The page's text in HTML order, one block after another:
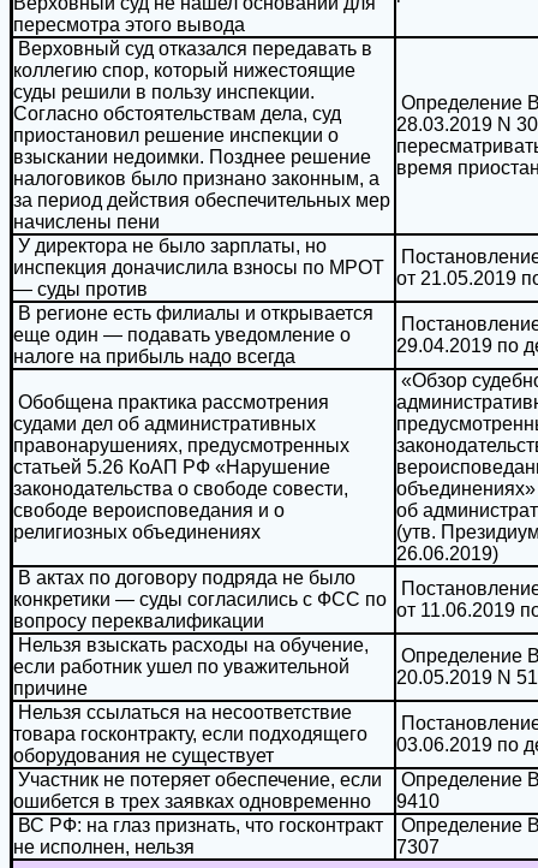
пересмотра этого вывода
Верховный суд отказался передавать в
коллегию спор, который нижестоящие
суды решили в пользу инспекции.
Согласно обстоятельствам дела, суд
приостановил решение инспекции о
взыскании недоимки. Позднее решение
налоговиков было признано законным, а
за период действия обеспечительных мер
начислены пени
Определение
28.03.2019 N
время
У директора не было зарплаты, но
инспекция доначислила взносы по МРОТ
— суды против
от 21.05.2019
В регионе есть филиалы и открывается
еще один — подавать уведомление о
налоге на прибыль надо всегда
29.04.2019 по
Обобщена практика рассмотрения
судами дел об административных
правонарушениях, предусмотренных
статьей 5.26 КоАП РФ «Нарушение
законодательства о свободе совести,
свободе вероисповедания и о
религиозных объединениях
«Обзор
об
(утв.
26.06.2019)
В актах по договору подряда не было
конкретики — суды согласились с ФСС по
вопросу переквалификации
от 11.06.2019
Нельзя взыскать расходы на обучение,
если работник ушел по уважительной
причине
Определение
20.05.2019 N
Нельзя ссылаться на несоответствие
товара госконтракту, если подходящего
оборудования не существует
03.06.2019 по
Участник не потеряет обеспечение, если
ошибется в трех заявках одновременно
Определение
9410
ВС РФ: на глаз признать, что госконтракт
не исполнен, нельзя
Определение
7307